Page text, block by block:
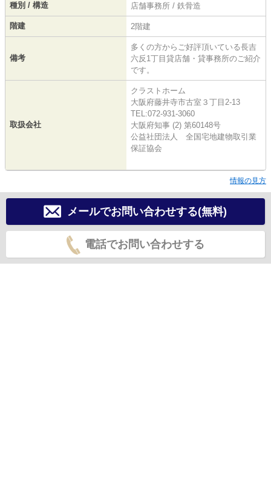
種別 / 構造 店舗事務所 / 鉄骨造
階建 2階建
備考
多くの方からご好評頂いている長吉
六反1丁目貸店舗・貸事務所のご紹介
です。
取扱会社
クラストホーム
大阪府藤井寺市古室３丁目2-13
TEL:072-931-3060
大阪府知事 (2) 第60148号
公益社団法人 全国宅地建物取引業
保証協会
情報の見方
メールでお問い合わせする(無料)
電話でお問い合わせする